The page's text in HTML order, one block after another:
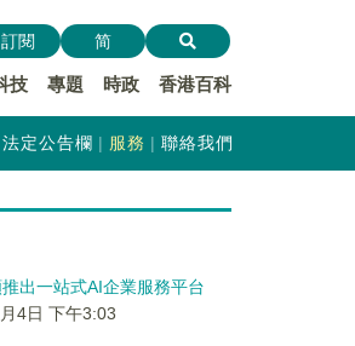
技 專題 時政 香港百科
訂閱 简
法定公告欄 服務 聯絡我們
出一站式AI企業服務平台
4日 下午3:03